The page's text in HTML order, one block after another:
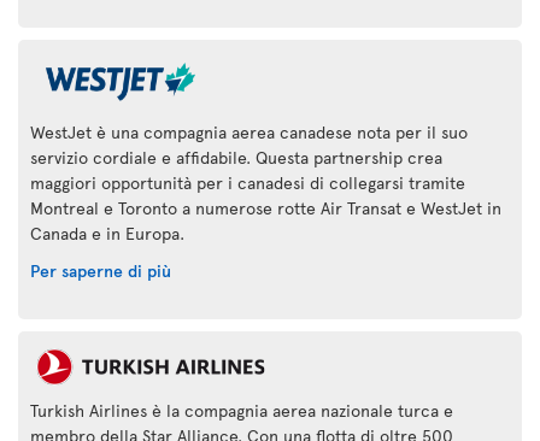
WestJet è una compagnia aerea canadese nota per il suo
servizio cordiale e affidabile. Questa partnership crea
maggiori opportunità per i canadesi di collegarsi tramite
Montreal e Toronto a numerose rotte Air Transat e WestJet in
Canada e in Europa.
Per saperne di più
Turkish Airlines è la compagnia aerea nazionale turca e
membro della Star Alliance. Con una flotta di oltre 500